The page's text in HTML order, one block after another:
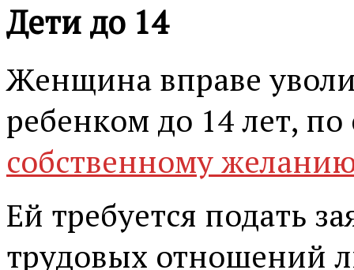
Дети до 14
Женщина вправе
ребенком до 14 лет,
собственному
Ей требуется подать
трудовых отношений